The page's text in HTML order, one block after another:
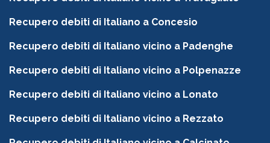
Recupero debiti di Italiano a Concesio
Recupero debiti di Italiano vicino a Padenghe
Recupero debiti di Italiano vicino a Polpenazze
Recupero debiti di Italiano vicino a Lonato
Recupero debiti di Italiano vicino a Rezzato